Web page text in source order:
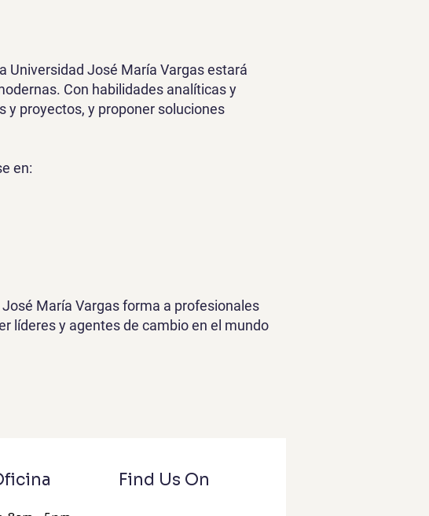
Universidad José María Vargas estará
Con habilidades analíticas y
y proyectos, y proponer soluciones
en:
María Vargas forma a profesionales
líderes y agentes de cambio en el mundo
Find Us On